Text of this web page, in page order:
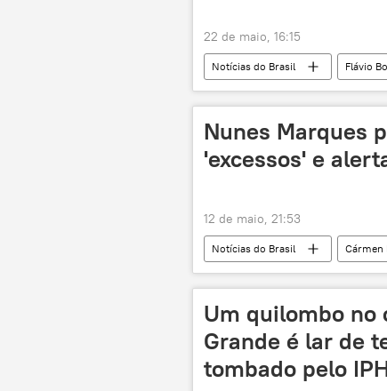
exclusiva
22 de maio, 16:15
Notícias do Brasil Flávio
Goiás
Minas Gerais
Nunes Marques
'excessos' e
12 de maio, 21:53
Notícias do Brasil Cármen
Supremo Tribunal Federal (STF)
Um quilombo no
Grande é lar de
tombado pelo